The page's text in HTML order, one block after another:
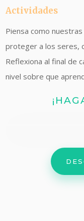
Actividades
Piensa como
proteger a los seres,
Reflexionaal final de
nivel sobre que